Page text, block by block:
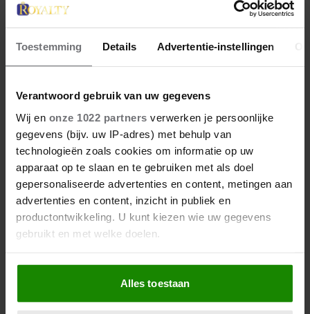
Toestemming Details Advertentie-instellingen
Verantwoord gebruik van uw gegevens
Wij en onze 1022 partners verwerken je persoonlijke
gegevens (bijv. uw IP-adres) met behulp van
technologieën zoals cookies om informatie op uw
apparaat op te slaan en te gebruiken met als doel
gepersonaliseerde advertenties en content, metingen aan
advertenties en content, inzicht in publiek en
productontwikkeling. U kunt kiezen wie uw gegevens
gebruikt en met welke doelen.
Als u het toestaat, willen we ook graag:
Informatie verzamelen over uw geografische
locatie, die tot een paar meter nauwkeurig kan zijn
Alles toestaan